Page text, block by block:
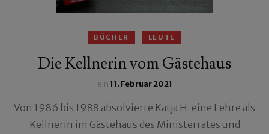
BÜCHER LEUTE
Die Kellnerin vom Gästehaus
ein11. Februar 2021
Von 1986 bis 1988 absolvierte Katja H. eine Lehre als
Kellnerin im Gästehaus des Ministerrates und